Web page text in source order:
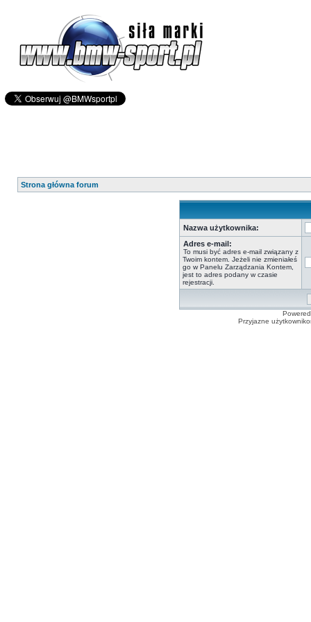
Strona główna forum
Nazwa użytkownika:
Adres e-mail:
To musi być adres e-mail związany z
Twoim kontem. Jeżeli nie zmieniałeś
go w Panelu Zarządzania Kontem,
jest to adres podany w czasie
rejestracji.
Przyjazne